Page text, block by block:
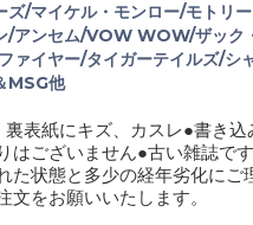
ズ/マイケル・モンロー/モトリ
/アンセム/VOW WOW/ザック
ァイヤー/タイガーテイルズ/シ
MSG他
表紙にキズ、カスレ●書き込
はございません●古い雑誌で
た状態と多少の経年劣化にご
文をお願いいたします。